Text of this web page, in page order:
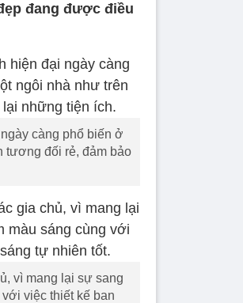
đang được điều
càng phổ biến ở
tương đối rẻ, đảm bảo
vì mang lại sự sang
việc thiết kế ban